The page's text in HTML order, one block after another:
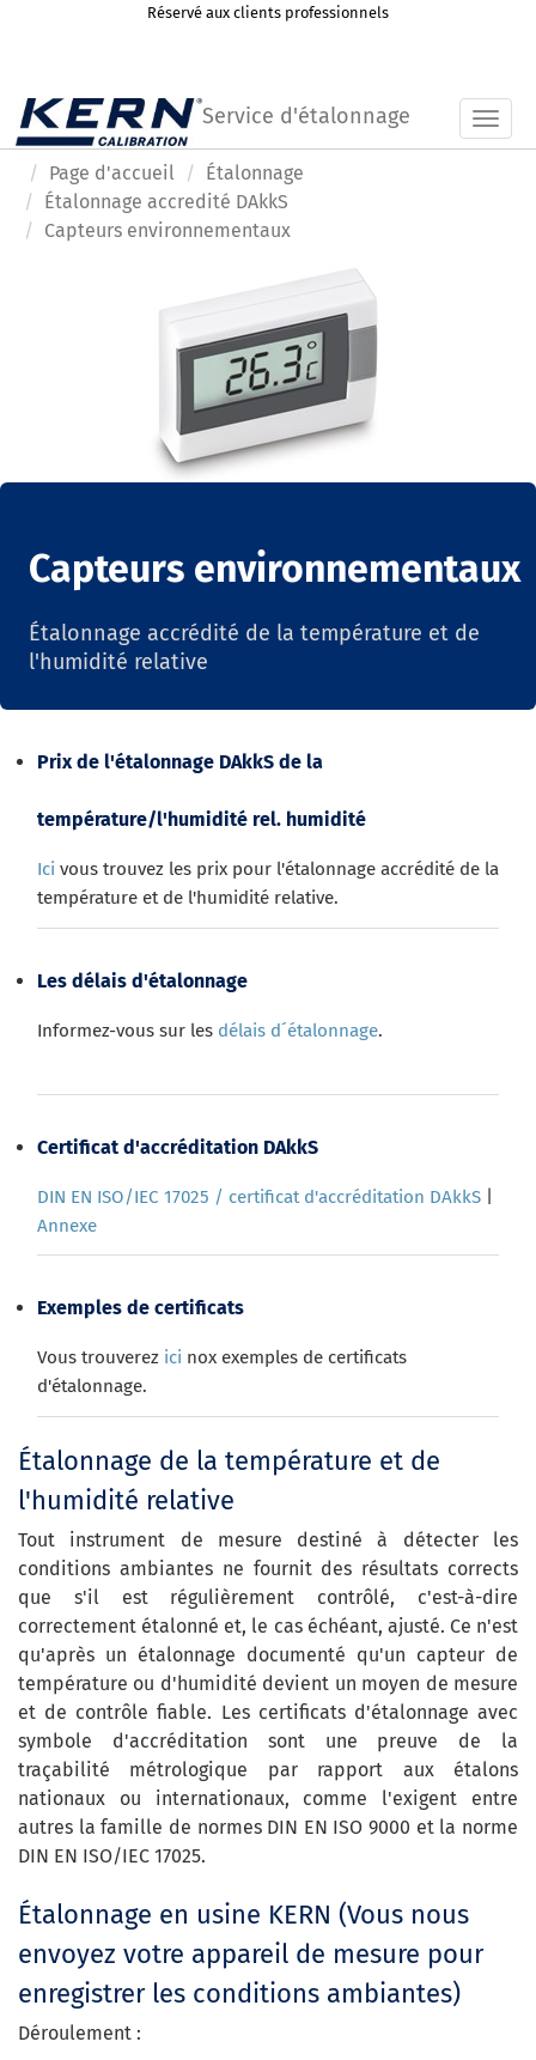
Réservé aux clients professionnels
Service d'étalonnage
Page d'accueil
Étalonnage
Étalonnage accredité DAkkS
Capteurs environnementaux
Capteurs environnementaux
Étalonnage accrédité de la température et de
l'humidité relative
Prix de l'étalonnage DAkkS de la
température/l'humidité rel. humidité
Ici vous trouvez les prix pour l'étalonnage accrédité de la
température et de l'humidité relative.
Les délais d'étalonnage
Informez-vous sur les délais d´étalonnage.
Certificat d'accréditation DAkkS
DIN EN ISO/IEC 17025 / certificat d'accréditation DAkkS
Annexe
Exemples de certificats
Vous trouverez ici nox exemples de certificats
d'étalonnage.
Étalonnage de la température et de
l'humidité relative
Tout instrument de mesure destiné à détecter les
conditions ambiantes ne fournit des résultats corrects
que s'il est régulièrement contrôlé, c'est-à-dire
correctement étalonné et, le cas échéant, ajusté. Ce n'est
qu'après un étalonnage documenté qu'un capteur de
température ou d'humidité devient un moyen de mesure
et de contrôle fiable. Les certificats d'étalonnage avec
symbole d'accréditation sont une preuve de la
traçabilité métrologique par rapport aux étalons
nationaux ou internationaux, comme l'exigent entre
autres la famille de normes DIN EN ISO 9000 et la norme
DIN EN ISO/IEC 17025.
Étalonnage en usine KERN (Vous nous
envoyez votre appareil de mesure pour
enregistrer les conditions ambiantes)
Déroulement :